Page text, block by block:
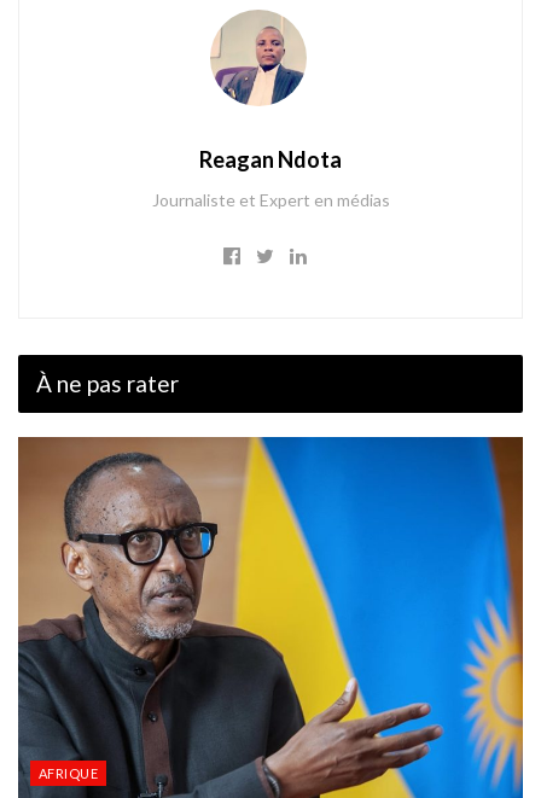
Reagan Ndota
Journaliste et Expert en médias
À ne pas rater
AFRIQUE